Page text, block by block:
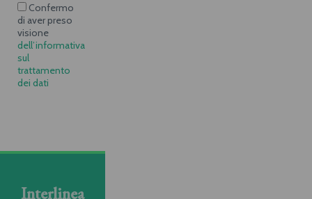
Confermo
di aver preso
visione
dell’informativa
sul
trattamento
dei dati
Interlinea